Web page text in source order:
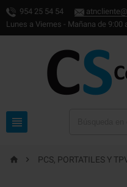
954 25 54 54
Lunes a Viernes - Mañana de 9:00

  PCS, PORTATILES Y